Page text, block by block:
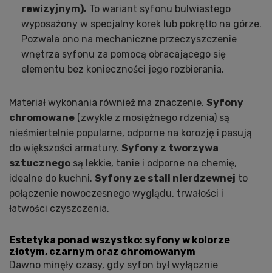
rewizyjnym). To wariant syfonu bulwiastego
wyposażony w specjalny korek lub pokrętło na górze.
Pozwala ono na mechaniczne przeczyszczenie
wnętrza syfonu za pomocą obracającego się
elementu bez konieczności jego rozbierania.
Materiał wykonania również ma znaczenie. Syfony
chromowane (zwykle z mosiężnego rdzenia) są
nieśmiertelnie popularne, odporne na korozję i pasują
do większości armatury. Syfony z tworzywa
sztucznego są lekkie, tanie i odporne na chemię,
idealne do kuchni. Syfony ze stali nierdzewnej to
połączenie nowoczesnego wyglądu, trwałości i
łatwości czyszczenia.
Estetyka ponad wszystko: syfony w kolorze
złotym, czarnym oraz chromowanym
Dawno minęły czasy, gdy syfon był wyłącznie